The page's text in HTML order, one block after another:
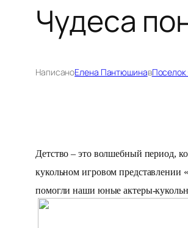
Чудеса
НаписаноЕлена ПантюшинавПоселок
Детство – это волшебный период,
кукольном игровом представлении
помогли наши юные актеры-